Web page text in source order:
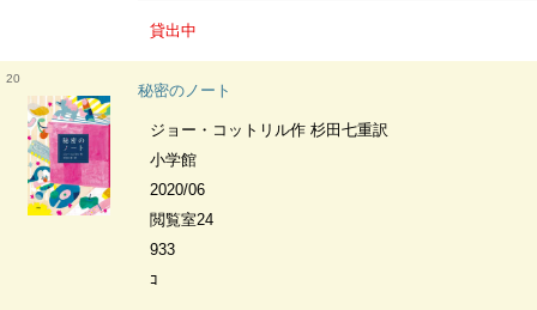
貸出中
20
秘密のノート
ジョー・コットリル作 杉田七重訳
小学館
2020/06
閲覧室24
933
ｺ